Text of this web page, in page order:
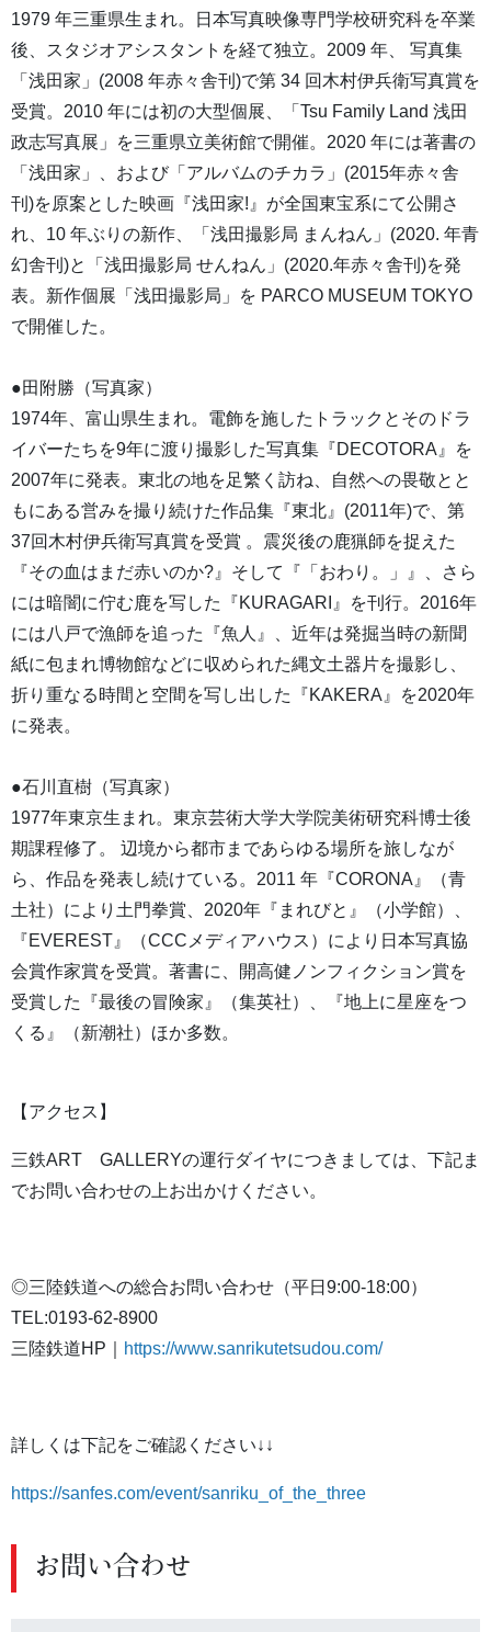
1979 年三重県生まれ。日本写真映像専門学校研究科を卒業
後、スタジオアシスタントを経て独立。2009 年、 写真集
「浅田家」(2008 年赤々舎刊)で第 34 回木村伊兵衛写真賞を
受賞。2010 年には初の大型個展、「Tsu Family Land 浅田
政志写真展」を三重県立美術館で開催。2020 年には著書の
「浅田家」、および「アルバムのチカラ」(2015年赤々舎
刊)を原案とした映画『浅田家!』が全国東宝系にて公開さ
れ、10 年ぶりの新作、「浅田撮影局 まんねん」(2020. 年青
幻舎刊)と「浅田撮影局 せんねん」(2020.年赤々舎刊)を発
表。新作個展「浅田撮影局」を PARCO MUSEUM TOKYO
で開催した。
●田附勝（写真家）
1974年、富山県生まれ。電飾を施したトラックとそのドラ
イバーたちを9年に渡り撮影した写真集『DECOTORA』を
2007年に発表。東北の地を足繁く訪ね、自然への畏敬とと
もにある営みを撮り続けた作品集『東北』(2011年)で、第
37回木村伊兵衛写真賞を受賞 。震災後の鹿猟師を捉えた
『その血はまだ赤いのか?』そして『「おわり。」』、さら
には暗闇に佇む鹿を写した『KURAGARI』を刊行。2016年
には八戸で漁師を追った『魚人』、近年は発掘当時の新聞
紙に包まれ博物館などに収められた縄文土器片を撮影し、
折り重なる時間と空間を写し出した『KAKERA』を2020年
に発表。
●石川直樹（写真家）
1977年東京生まれ。東京芸術大学大学院美術研究科博士後
期課程修了。 辺境から都市まであらゆる場所を旅しなが
ら、作品を発表し続けている。2011 年『CORONA』（青
土社）により土門拳賞、2020年『まれびと』（小学館）、
『EVEREST』（CCCメディアハウス）により日本写真協
会賞作家賞を受賞。著書に、開高健ノンフィクション賞を
受賞した『最後の冒険家』（集英社）、『地上に星座をつ
くる』（新潮社）ほか多数。
【アクセス】
三鉄ART GALLERYの運行ダイヤにつきましては、下記ま
でお問い合わせの上お出かけください。
◎三陸鉄道への総合お問い合わせ（平日9:00-18:00）
TEL:0193-62-8900
三陸鉄道HP｜
https://www.sanrikutetsudou.com/
詳しくは下記をご確認ください↓↓
https://sanfes.com/event/sanriku_of_the_three
お問い合わせ